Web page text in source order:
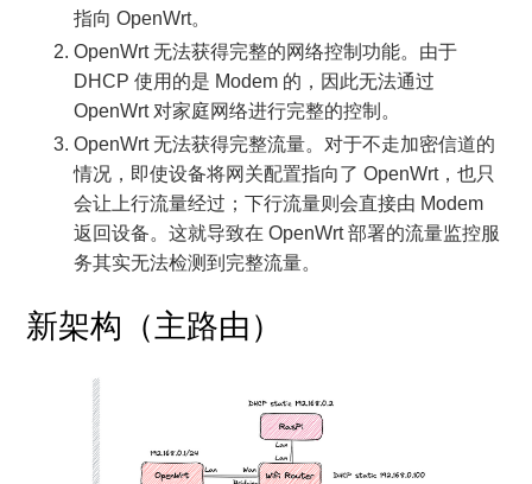
指向 OpenWrt。
OpenWrt 无法获得完整的网络控制功能。由于
DHCP 使用的是 Modem 的，因此无法通过
OpenWrt 对家庭网络进行完整的控制。
OpenWrt 无法获得完整流量。对于不走加密信道的
情况，即使设备将网关配置指向了 OpenWrt，也只
会让上行流量经过；下行流量则会直接由 Modem
返回设备。这就导致在 OpenWrt 部署的流量监控服
务其实无法检测到完整流量。
新架构（主路由）